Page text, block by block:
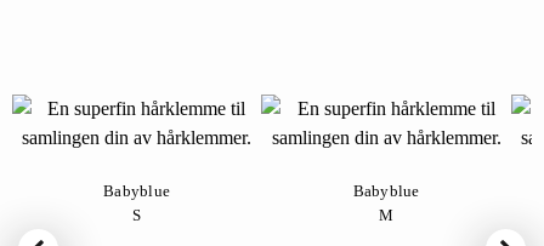
Babyblue
S
Babyblue
M